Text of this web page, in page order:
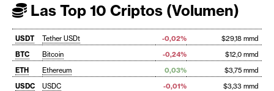
Las Top 10 Criptos (Volumen)
USDT Tether USDt -0,02%
$29,18 mmd
BTC
Bitcoin -0,24%
$12,0 mmd
ETH
Ethereum 0,03%
$3,75 mmd
USDC
USDC -0,01%
$3,33 mmd